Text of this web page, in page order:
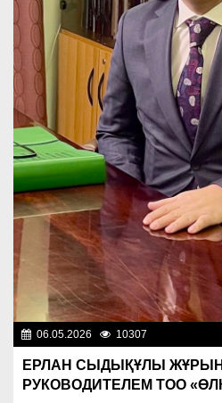
06.05.2026 10307
ЕРЛАН СЫДЫҚҰЛЫ
РУКОВОДИТЕЛЕМ ТОО